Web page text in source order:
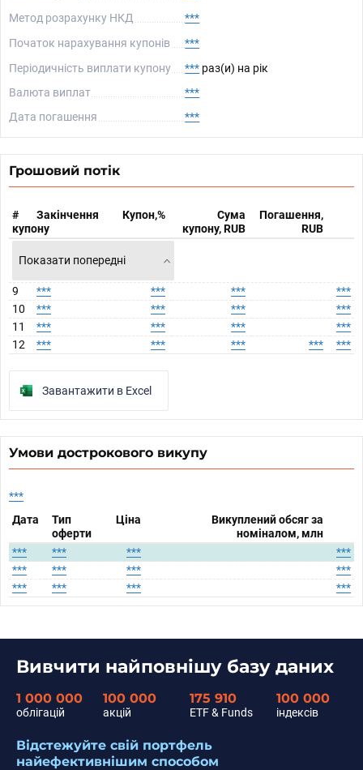
Метод розрахунку НКД
***
Початок нарахування купонів
***
Періодичність виплати купону
*** раз(и) на рік
Валюта виплат
***
Дата погашення
***
Грошовий потік
#
Закінчення
купону
Купон,%
Сума
купону, RUB
Погашення,
RUB
Показати попередні
9 *** *** ***
***
10
*** *** ***
***
11
*** *** ***
***
12
*** *** *** *** ***
Завантажити в Excel
Умови дострокового викупу
***
Дата
Тип
оферти
Ціна
Викуплений обсяг за
номіналом, млн
***
*** ***
***
***
*** ***
***
***
*** *** ***
Вивчити найповнішу базу даних
1 000 000
облігацій
100 000
акцій
175 910
ETF & Funds
100 000
індексів
Відстежуйте свій портфель
найефективнішим способом